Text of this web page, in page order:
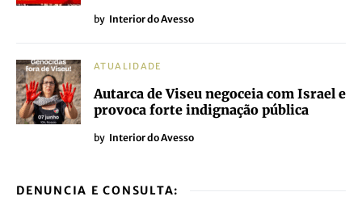
by Interior do Avesso
ATUALIDADE
Autarca de Viseu negoceia com Israel e
provoca forte indignação pública
by Interior do Avesso
DENUNCIA E CONSULTA: